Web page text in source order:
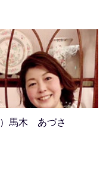
馬木 あづさ